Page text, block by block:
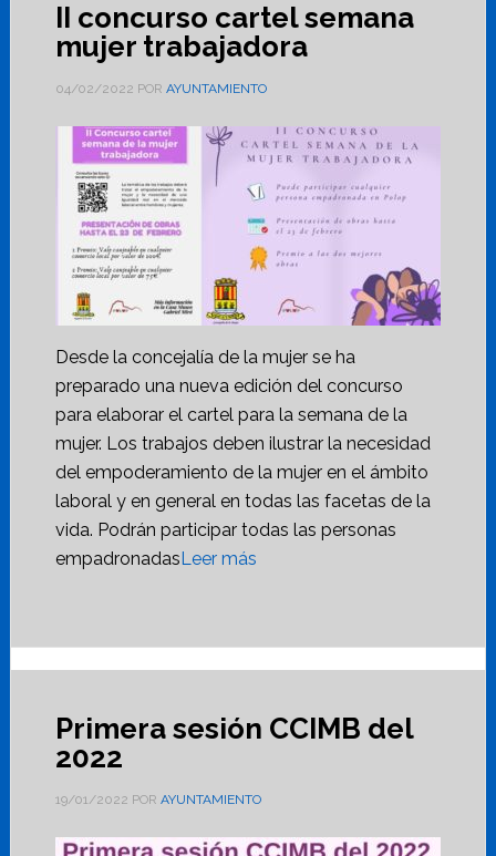
II concurso cartel semana
mujer trabajadora
04/02/2022 POR AYUNTAMIENTO
Desde la concejalía de la mujer se ha
preparado una nueva edición del concurso
para elaborar el cartel para la semana de la
mujer. Los trabajos deben ilustrar la necesidad
del empoderamiento de la mujer en el ámbito
laboral y en general en todas las facetas de la
vida. Podrán participar todas las personas
empadronadasLeer más
Primera sesión CCIMB del
2022
19/01/2022 POR AYUNTAMIENTO